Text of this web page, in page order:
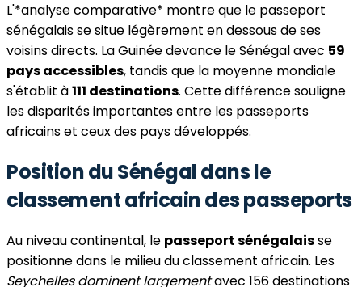
L'*analyse comparative* montre que le passeport
sénégalais se situe légèrement en dessous de ses
voisins directs. La Guinée devance le Sénégal avec 59
pays accessibles, tandis que la moyenne mondiale
s'établit à111 destinations. Cette différence souligne
les disparités importantes entre les passeports
africains et ceux des pays développés.
Position du Sénégal dans le
classement africain des passeports
Au niveau continental, le passeport sénégalaisse
positionne dans le milieu du classement africain. Les
Seychelles dominent largementavec 156 destinations